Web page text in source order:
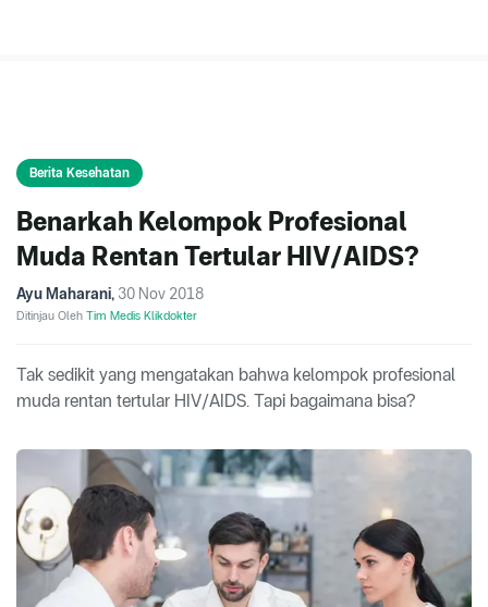
Berita Kesehatan
Benarkah Kelompok Profesional
Muda Rentan Tertular HIV/AIDS?
Ayu Maharani, 30 Nov 2018
Ditinjau Oleh Tim Medis Klikdokter
Tak sedikit yang mengatakan bahwa kelompok profesional
muda rentan tertular HIV/AIDS. Tapi bagaimana bisa?